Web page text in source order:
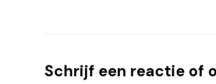
Schrijf een reactie of